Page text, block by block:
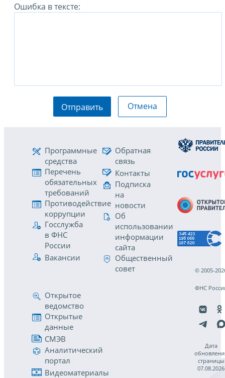
Ошибка в тексте:
Отправить Отмена
Программные
средства
Перечень
обязательных
требований
Противодействие
коррупции
Госслужба
в ФНС
России
Вакансии
Обратная
связь
Контакты
Подписка
на
новости
Об
использовании
информации
сайта
Общественный
совет
Открытое
ведомство
Открытые
данные
СМЭВ
Аналитический
портал
Видеоматериалы
© 2005-
ФНС
Дата
страницы
07.08.2026